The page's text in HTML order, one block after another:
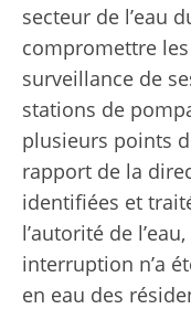
secteur de l’eau
compromettre
surveillance de
stations de
plusieurs points
rapport de la
identifiées et
l’autorité de
interruption n’a
en eau des